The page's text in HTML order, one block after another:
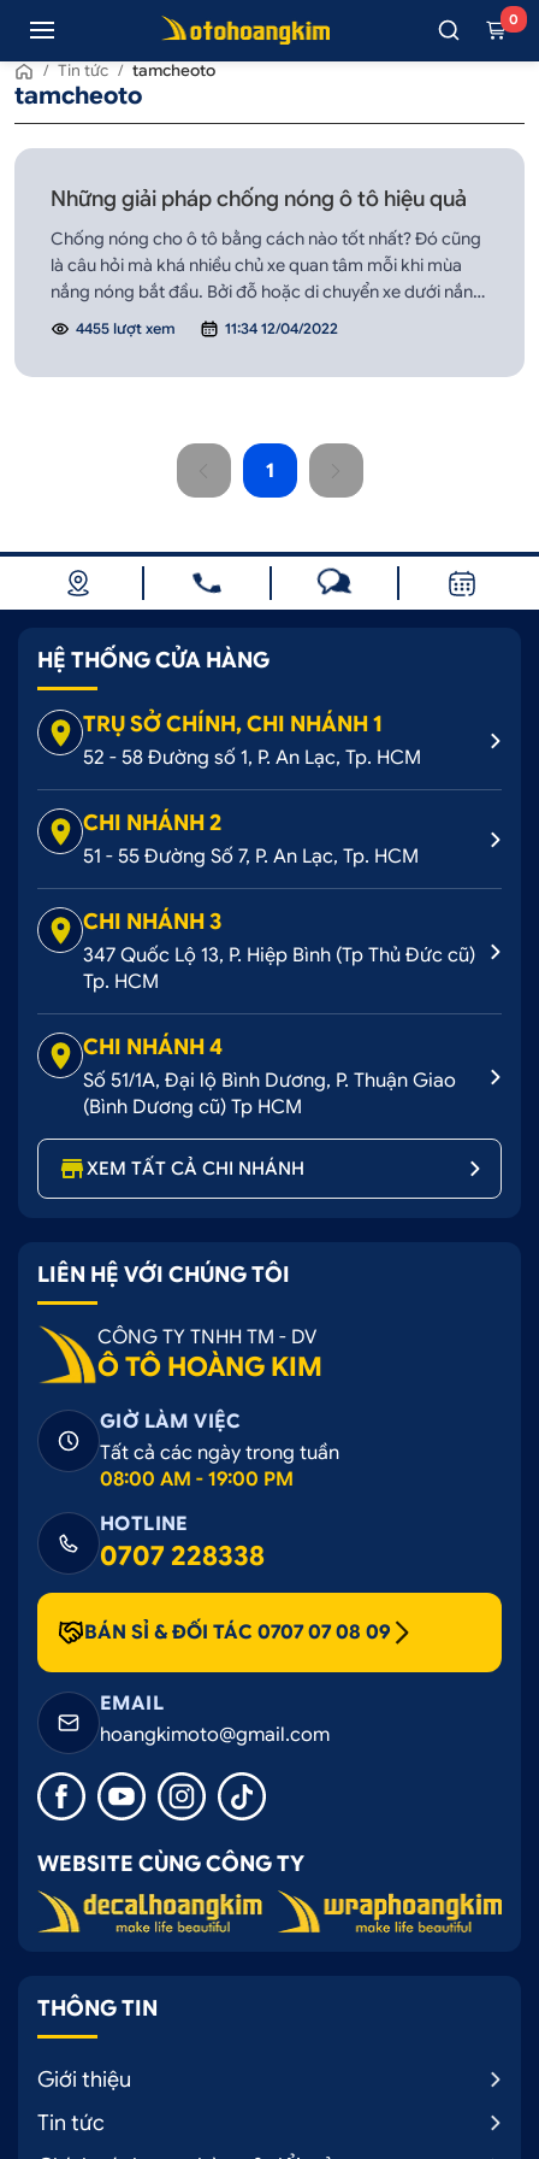
0
/ Tin tức / tamcheoto
tamcheoto
Những giải pháp chống nóng ô tô hiệu quả
Chống nóng cho ô tô bằng cách nào tốt nhất? Đó cũng
là câu hỏi mà khá nhiều chủ xe quan tâm mỗi khi mùa
nắng nóng bắt đầu. Bởi đỗ hoặc di chuyển xe dưới nắng
thường xuyên là nguyên nhân làm ảnh hưởng đến nội
thất ô tô, nhất là việc này xảy ra với tần suất thường
4455 lượt xem 11:34 12/04/2022
1
HỆ THỐNG CỬA HÀNG
TRỤ SỞ CHÍNH, CHI NHÁNH 1
52 - 58 Đường số 1, P. An Lạc, Tp. HCM
CHI NHÁNH 2
51 - 55 Đường Số 7, P. An Lạc, Tp. HCM
CHI NHÁNH 3
347 Quốc Lộ 13, P. Hiệp Bình (Tp Thủ Đức cũ)
Tp. HCM
CHI NHÁNH 4
Số 51/1A, Đại lộ Bình Dương, P. Thuận Giao
(Bình Dương cũ) Tp HCM
XEM TẤT CẢ CHI NHÁNH
LIÊN HỆ VỚI CHÚNG TÔI
CÔNG TY TNHH TM - DV
Ô TÔ HOÀNG KIM
GIỜ LÀM VIỆC
Tất cả các ngày trong tuần
08:00 AM - 19:00 PM
HOTLINE
0707 228338
BÁN SỈ & ĐỐI TÁC 0707 07 08 09
EMAIL
hoangkimoto@gmail.com
WEBSITE CÙNG CÔNG TY
THÔNG TIN
Giới thiệu
Tin tức